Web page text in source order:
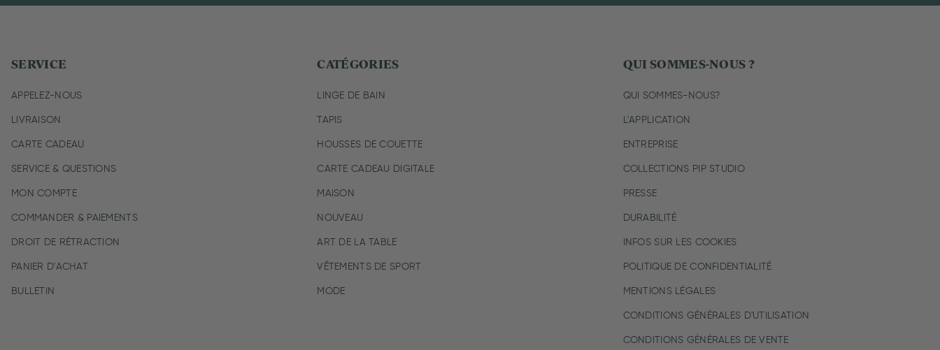
SERVICE
APPELEZ-NOUS
LIVRAISON
CARTE CADEAU
SERVICE & QUESTIONS
MON COMPTE
COMMANDER & PAIEMENTS
DROIT DE RÉTRACTION
PANIER D'ACHAT
BULLETIN
CATÉGORIES
LINGE DE BAIN
TAPIS
HOUSSES DE COUETTE
CARTE CADEAU DIGITALE
MAISON
NOUVEAU
ART DE LA TABLE
VÊTEMENTS DE SPORT
MODE
QUI SOMMES-NOUS ?
QUI SOMMES-NOUS?
L'APPLICATION
ENTREPRISE
COLLECTIONS PIP STUDIO
PRESSE
DURABILITÉ
INFOS SUR LES COOKIES
POLITIQUE DE CONFIDENTIALITÉ
MENTIONS LÉGALES
CONDITIONS GÉNÉRALES D'UTILISATION
CONDITIONS GÉNÉRALES DE VENTE